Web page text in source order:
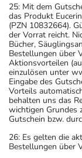
25: Mit dem
das Produkt
(PZN 10832664).
der Vorrat reicht.
Bücher,
Bestellungen über
Aktionsvorteilen
einzulösen unter
Eingabe des
Vorteils
behalten uns das
wichtigen Grundes
Gutschein bzw.
26: Es gelten die
Bestellungen über